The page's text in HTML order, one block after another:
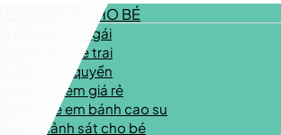
XE HƠI ĐIỆN CHO BÉ
tô điện cho bé gái
tô điện cho bé trai
tô điện bản quyền
tô điện trẻ em giá rẻ
tô điện trẻ em bánh cao su
tô điện cảnh sát cho bé